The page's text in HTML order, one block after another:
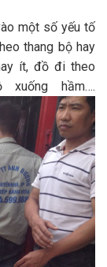
một số yếu tố
thang bộ hay
ít, đồ đi theo
hầm….